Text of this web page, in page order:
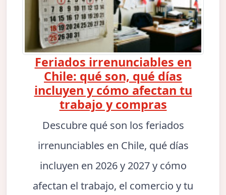
Feriados irrenunciables en
Chile: qué son, qué días
incluyen y cómo afectan tu
trabajo y compras
Descubre qué son los feriados
irrenunciables en Chile, qué días
incluyen en 2026 y 2027 y cómo
afectan el trabajo, el comercio y tu